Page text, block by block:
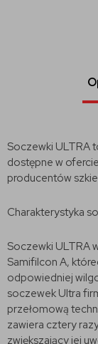
Soczewki ULTRA
dostępne w
producentów
Charakterystyka
Soczewki ULTRA
Samifilcon A,
odpowiedniej
soczewek Ultra
przełomową
zawiera cztery
zwiększający jej